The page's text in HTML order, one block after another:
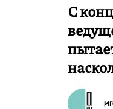
С